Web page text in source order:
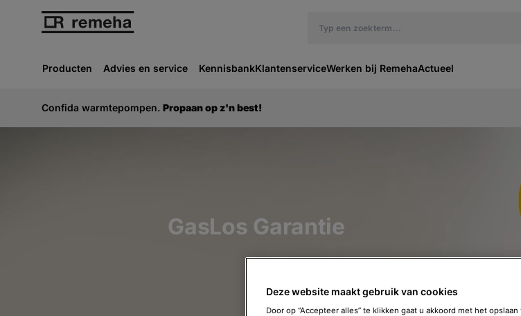
Producten Advies en service KennisbankKlantenserviceWerken bij RemehaActueel
Confida warmtepompen. Propaan op z'n best!
GasLos Garantie
Deze website maakt gebruik van cookies
Door op “Accepteer alles” te klikken gaat u akkoord met het